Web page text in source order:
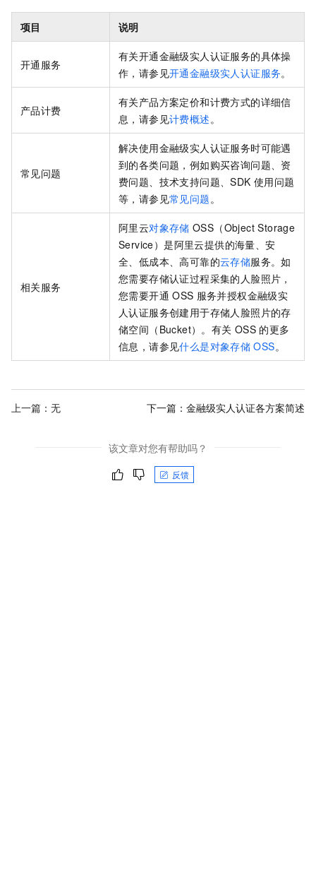
项目 说明
开通服务
有关开通金融级实人认证服务的具体操
作，请参见开通金融级实人认证服务。
产品计费
有关产品方案定价和计费方式的详细信
息，请参见计费概述 。
常见问题
解决使用金融级实人认证服务时可能遇
到的各类问题，例如购买咨询问题、资
费问题、技术支持问题、SDK 使用问题
等，请参见常见问题 。
相关服务
阿里云对象存储 OSS（Object Storage
Service）是阿里云提供的海量、安
全、低成本、高可靠的云存储服务。如
您需要存储认证过程采集的人脸照片，
您需要开通 OSS 服务并授权金融级实
人认证服务创建用于存储人脸照片的存
储空间（Bucket）。有关 OSS 的更多
信息，请参见什么是对象存储 OSS。
上一篇：无 下一篇： 金融级实人认证各方案简述
该文章对您有帮助吗？
反馈